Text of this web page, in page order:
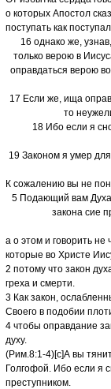
о которых Апостол
поступать как
16 однако же,
только верою в
оправдаться верою
17 Если же, ища
то
18 Ибо если я
19 Законом я умер
К сожалению вы не
5 Подающий вам
закона сие
а о этом и говорить не
которые во Христе
2 потому что закон
греха и смерти.
3 Как закон,
Своего в подобии
4 чтобы оправдание
духу.
(Рим.8:1-4)[c]А вы
Голгофой. Ибо если я
преступником.